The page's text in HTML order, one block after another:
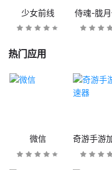
少女前线 侍魂-胧
热门应用
微信